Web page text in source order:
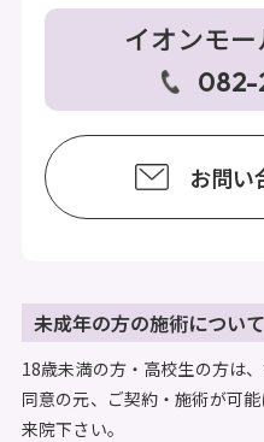
イオンモ
082-
お問い
未成年の方の施術について
18歳未満の方・高校生の方は
同意の元、ご契約・施術が可
来院下さい。